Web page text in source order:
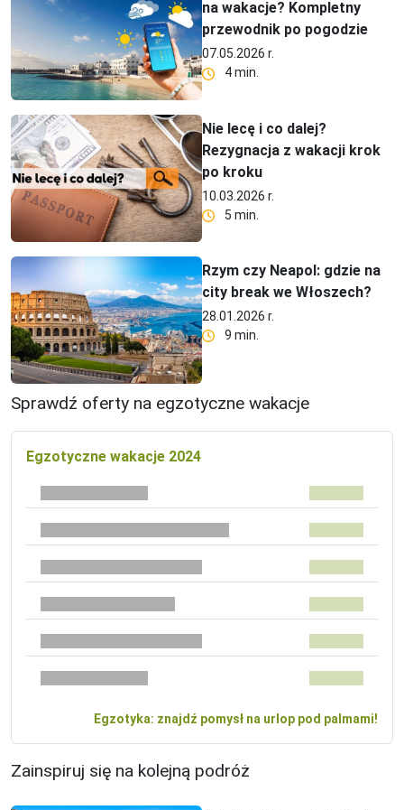
na wakacje? Kompletny
przewodnik po pogodzie
07.05.2026 r.
4 min.
Nie lecę i co dalej?
Rezygnacja z wakacji krok
po kroku
10.03.2026 r.
5 min.
Rzym czy Neapol: gdzie na
city break we Włoszech?
28.01.2026 r.
9 min.
Sprawdź oferty na egzotyczne wakacje
Egzotyczne wakacje 2024
Egzotyka: znajdź pomysł na urlop pod palmami!
Zainspiruj się na kolejną podróż